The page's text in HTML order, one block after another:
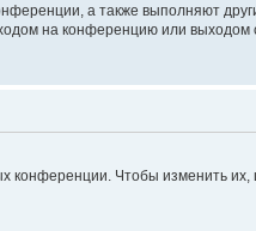
а также выполняют
на конференцию или
конференции. Чтобы изменить